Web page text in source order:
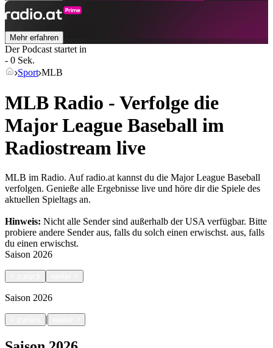
Mehr erfahren
Der Podcast startet in
- 0 Sek.
Sport MLB
MLB Radio - Verfolge die
Major League Baseball im
Radiostream live
MLB im Radio. Auf radio.at kannst du die Major League Baseball
verfolgen. Genieße alle Ergebnisse live und höre dir die Spiele des
aktuellen Spieltags an.
Hinweis: Nicht alle Sender sind außerhalb der USA verfügbar. Bitte
probiere andere Sender aus, falls du solch einen erwischst. aus, falls
du einen erwischst.
Saison 2026
Saison 2026
|